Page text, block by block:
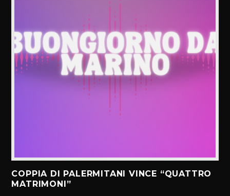
COPPIA DI PALERMITANI VINCE “QUATTRO
MATRIMONI”